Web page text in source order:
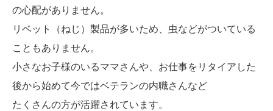
の心配がありません。
リベット（ねじ）製品が多いため、虫などがついている
こともありません。
小さなお子様のいるママさんや、お仕事をリタイアした
後から始めて今ではベテランの内職さんなど
たくさんの方が活躍されています。